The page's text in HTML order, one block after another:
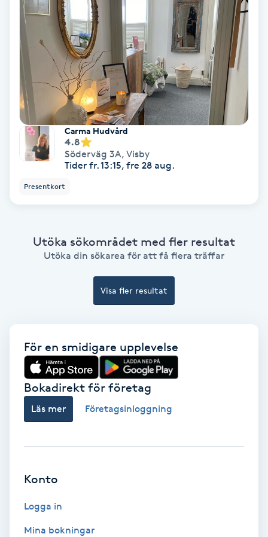
Ansiktsbehandling djuprengörande
Babylights
Balayage
Bambumassage
Barber
Brynfärgning
Brynplockning
Celluliter
Coachning
Carma Hudvård
4.8
Söderväg 3A, Visby
Tider fr. 13:15, fre 28 aug.
Presentkort
Utöka sökområdet med fler resultat
Utöka din sökarea för att få flera träffar
Visa fler resultat
För en smidigare upplevelse
Bokadirekt för företag
Läs mer Företagsinloggning
Konto
Logga in
Mina bokningar